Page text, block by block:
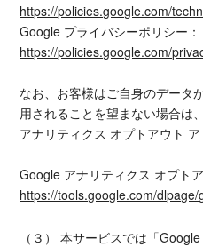
https://policies.google.com/
Google プライバシーポリシー：
https://policies.google.com/
なお、お客様はご自身のデータ
用されることを望まない場合は
アナリティクス オプトアウト ア
Google アナリティクス オプト
https://tools.google.com/dlpage/
（３） 本サービスでは「